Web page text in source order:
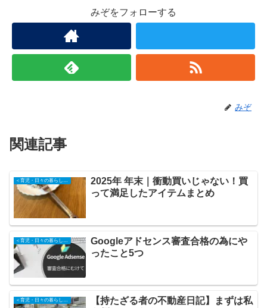
みぞをフォローする
みぞ
関連記事
＜育児・日々の暮らしの記録＞
2025年 年末｜衝動買いじゃない！買
って満足したアイテムまとめ
Googleアドセンス審査合格の為にや
ったこと5つ
＜育児・日々の暮らしの記録＞
【持たざる者の不動産日記】まずは私